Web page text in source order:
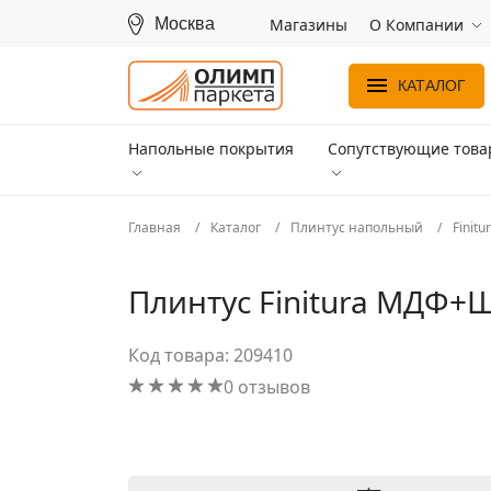
Москва Магазины О Компании
КАТАЛОГ
Напольные покрытия Сопутствующие
Главная Каталог Плинтус напольный
Плинтус Finitura
Код товара: 209410
0 отзывов